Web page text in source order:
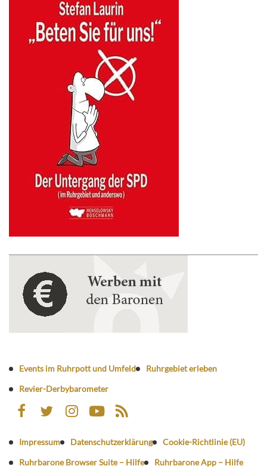
Events im Ruhrpott und Umfeld
Ruhrgebiet erleben
Revier-Derbybarometer
Impressum Datenschutzerklärung
Cookie-Richtlinie (EU)
Ruhrbarone Browser Suite – Hilfe
Ruhrbarone App – Hilfe